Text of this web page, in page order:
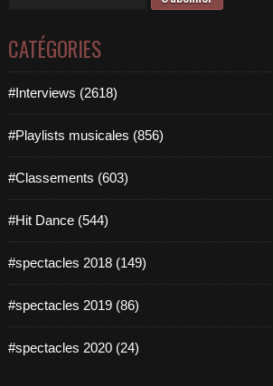
CATÉGORIES
#Interviews (2618)
#Playlists musicales (856)
#Classements (603)
#Hit Dance (544)
#spectacles 2018 (149)
#spectacles 2019 (86)
#spectacles 2020 (24)